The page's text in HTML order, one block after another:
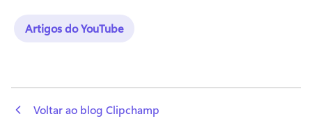
Artigos do YouTube
Voltar ao blog Clipchamp